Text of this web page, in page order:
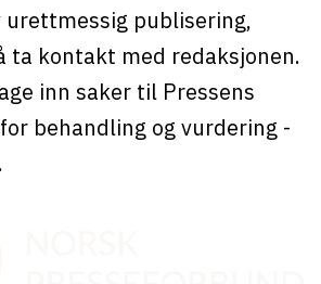
urettmessig publisering,
ta kontakt med redaksjonen.
inn saker til Pressens
behandling og vurdering -
.